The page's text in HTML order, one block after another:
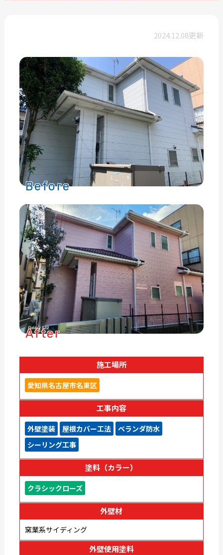
2024.12.08更新
Before
After
施工場所
愛知県名古屋市名東区
工事内容
外壁塗装 屋根カバー工法
ベランダ防水
シーリング工事
塗料（カラー）
クラシックローズ
外壁材
窯業系サイディング
外壁使用塗料